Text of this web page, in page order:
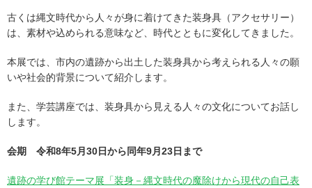
古くは縄文時代から人々が身に着けてきた装身具（アクセサリー）
は、素材や込められる意味など、時代とともに変化してきました。
本展では、市内の遺跡から出土した装身具から考えられる人々の願
いや社会的背景について紹介します。
また、学芸講座では、装身具から見える人々の文化についてお話し
します。
会期 令和8年5月30日から同年9月23日まで
遺跡の学び館テーマ展「装身－縄文時代の魔除けから現代の自己表